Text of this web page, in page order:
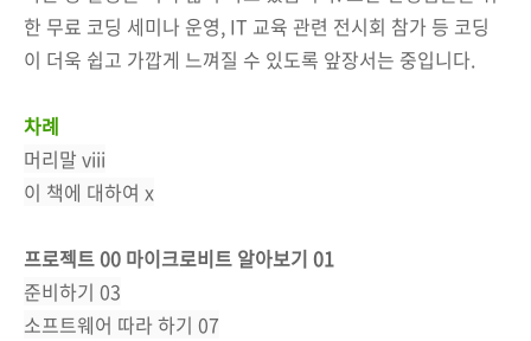
한 무료 코딩 세미나 운영, IT 교육 관련 전시회 참가 등 코딩
이 더욱 쉽고 가깝게 느껴질 수 있도록 앞장서는 중입니다.
차례
머리말 viii
이 책에 대하여 x
프로젝트 00 마이크로비트 알아보기 01
준비하기 03
소프트웨어 따라 하기 07